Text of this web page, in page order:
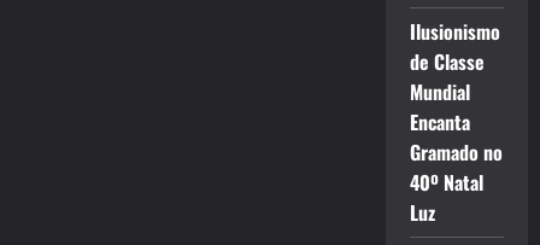
Ilusionismo
de Classe
Mundial
Encanta
Gramado no
40º Natal
Luz